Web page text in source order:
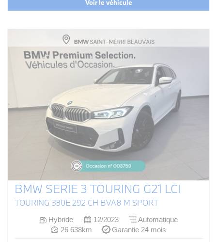
Voir le véhicule
BMW SERIE 3 TOURING G21 LCI
TOURING 330E 292 CH BVA8 M SPORT
Hybride 12/2023
Automatique
26 638km
Garantie 24 mois